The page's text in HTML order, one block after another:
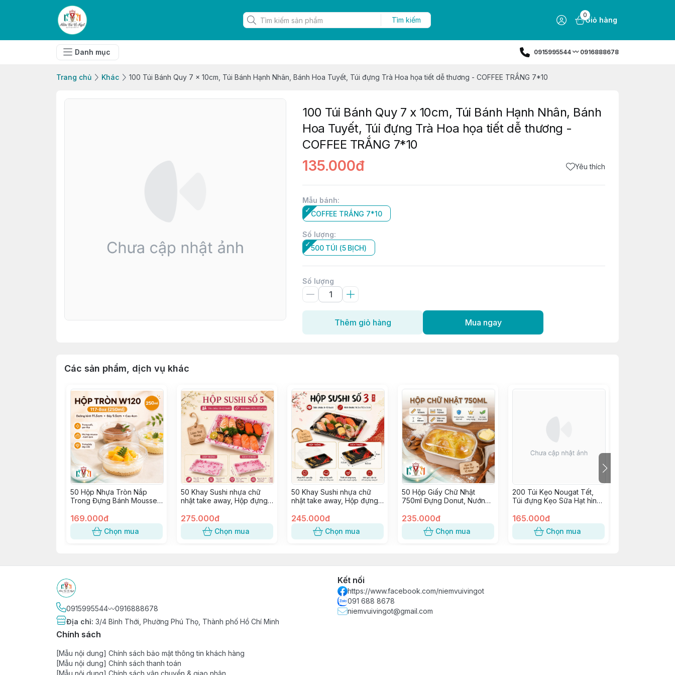
Tìm kiếm
0
Giỏ hàng
Danh mục 0915995544 〰️ 0916888678
Trang chủ Khác 100 Túi Bánh Quy 7 x 10cm, Túi Bánh Hạnh Nhân, Bánh Hoa Tuyết, Túi đựng Trà Hoa họa tiết dễ thương - COFFEE TRẮNG 7*10
100 Túi Bánh Quy 7 x 10cm, Túi Bánh Hạnh Nhân, Bánh
Hoa Tuyết, Túi đựng Trà Hoa họa tiết dễ thương -
COFFEE TRẮNG 7*10
135.000đ Yêu thích
Mẫu bánh:
COFFEE TRẮNG 7*10
Số lượng:
500 TÚI (5 BỊCH)
Số lượng
Thêm giỏ hàng Mua ngay
Các sản phẩm, dịch vụ khác
50 Hộp Nhựa Tròn Nắp
Trong Đựng Bánh Mousse,
Xoài ~ W120, 8117, 117-8
169.000đ
Chọn mua
50 Khay Sushi nhựa chữ
nhật take away, Hộp đựng
SỐ 5
275.000đ
Chọn mua
50 Khay Sushi nhựa chữ
nhật take away, Hộp đựng
SỐ 3
245.000đ
Chọn mua
50 Hộp Giấy Chữ Nhật
750ml Đựng Donut, Nướng
Lan Trứng Muối, Bánh Ngọt,
Bánh Bao [trắng nắp cao]
235.000đ
Chọn mua
200 Túi Kẹo Nougat Tết,
Túi đựng Kẹo Sữa Hạt hình
KẸO MÈO QUÝ PHI
165.000đ
Chọn mua
0915995544〰️0916888678
Địa chỉ: 3/4 Bình Thới, Phường Phú Thọ, Thành phố Hồ Chí Minh
Kết nối
https://www.facebook.com/niemvuivingot
091 688 8678
niemvuivingot@gmail.com
Chính sách
[Mẫu nội dung] Chính sách bảo mật thông tin khách hàng
[Mẫu nội dung] Chính sách thanh toán
[Mẫu nội dung] Chính sách vận chuyển & giao nhận